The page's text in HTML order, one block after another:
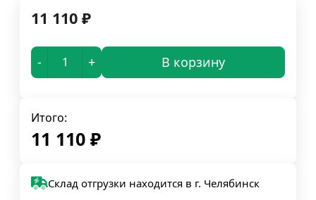
11 110 ₽
- + В корзину
Итого:
11 110 ₽
Склад отгрузки находится в г. Челябинск